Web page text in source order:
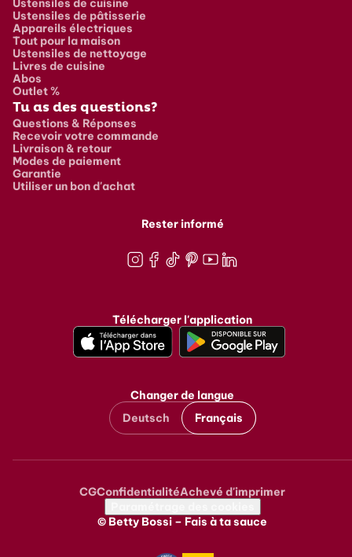
Ustensiles de pâtisserie
Appareils électriques
Tout pour la maison
Ustensiles de nettoyage
Livres de cuisine
Abos
Outlet %
Tu as des questions?
Questions & Réponses
Recevoir votre commande
Livraison & retour
Modes de paiement
Garantie
Utiliser un bon d'achat
Rester informé
Télécharger l'application
Changer de langue
Deutsch
Français
Metanavigation
CGConfidentialitéAchevé d'imprimer
© Betty Bossi – Fais à ta sauce